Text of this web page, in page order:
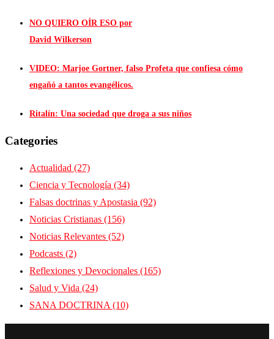
NO QUIERO OÍR ESO por
David Wilkerson
VIDEO: Marjoe Gortner, falso Profeta que confiesa cómo
engañó a tantos evangélicos.
Ritalín: Una sociedad que droga a sus niños
Categories
Actualidad (27)
Ciencia y Tecnología (34)
Falsas doctrinas y Apostasia (92)
Noticias Cristianas (156)
Noticias Relevantes (52)
Podcasts (2)
Reflexiones y Devocionales (165)
Salud y Vida (24)
SANA DOCTRINA (10)